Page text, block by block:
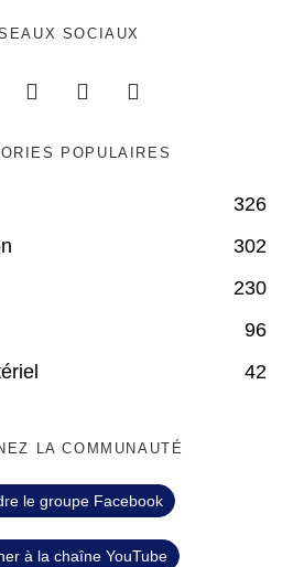
SOCIAUX
POPULAIRES
326
302
230
96
42
LA COMMUNAUTÉ
le groupe Facebook
à la chaîne YouTube